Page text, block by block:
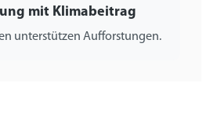
mit Klimabeitrag
unterstützen Aufforstungen.